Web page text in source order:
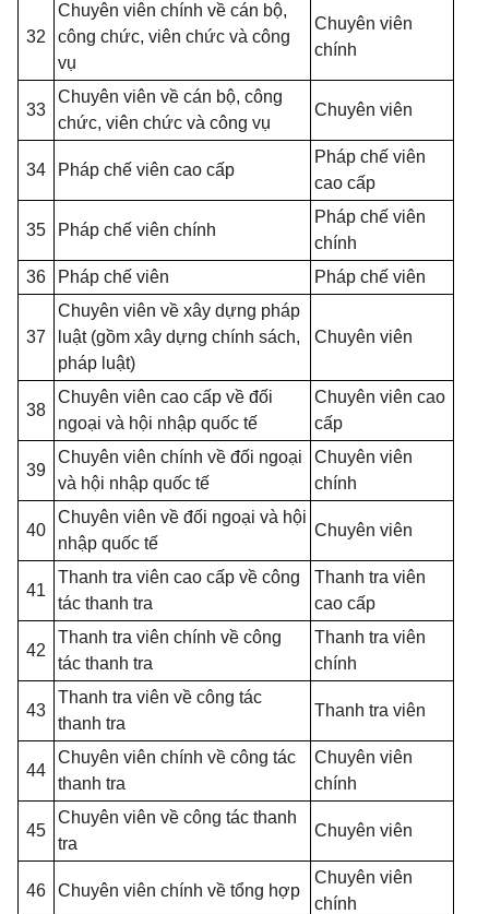
32
Chuyên viên chính về cán bộ,
công chức, viên chức và công
vụ
Chuyên viên
chính
33
Chuyên viên về cán bộ, công
chức, viên chức và công vụ
Chuyên viên
34 Pháp chế viên cao cấp
Pháp chế viên
cao cấp
35 Pháp chế viên chính
Pháp chế viên
chính
36
Pháp chế viên Pháp chế viên
37
Chuyên viên về xây dựng pháp
luật (gồm xây dựng chính sách,
pháp luật)
Chuyên viên
38
Chuyên viên cao cấp về đối
ngoại và hội nhập quốc tế
Chuyên viên cao
cấp
39
Chuyên viên chính về đối ngoại
và hội nhập quốc tế
Chuyên viên
chính
40
Chuyên viên về đối ngoại và hội
nhập quốc tế
Chuyên viên
41
Thanh tra viên cao cấp về công
tác thanh tra
Thanh tra viên
cao cấp
42
Thanh tra viên chính về công
tác thanh tra
Thanh tra viên
chính
43
Thanh tra viên về công tác
thanh tra
Thanh tra viên
44
Chuyên viên chính về công tác
thanh tra
Chuyên viên
chính
45
Chuyên viên về công tác thanh
tra
Chuyên viên
46 Chuyên viên chính về tổng hợp
Chuyên viên
chính